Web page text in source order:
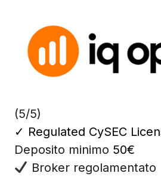
(5/5)
✓ Regulated CySEC
Deposito minimo 50€
Broker regolamentato